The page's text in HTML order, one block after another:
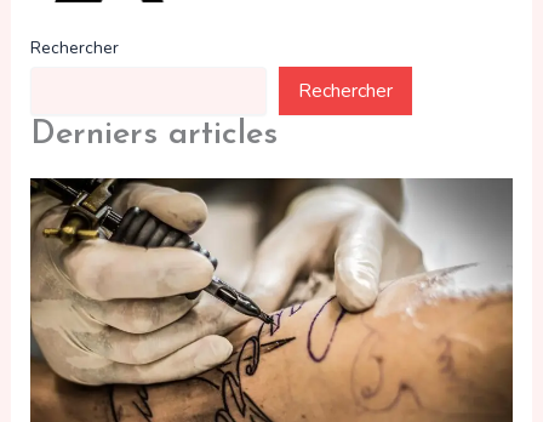
Rechercher
Rechercher
Derniers articles